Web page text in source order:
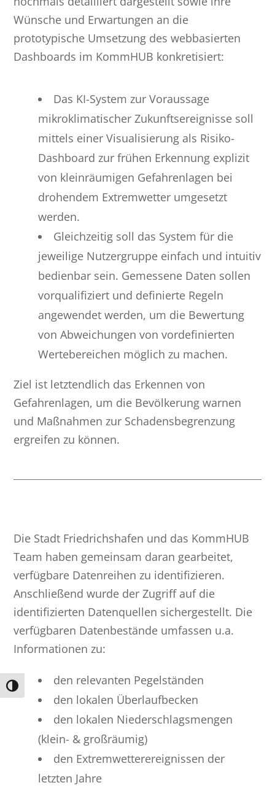
Umschalten auf hohe Kontraste
Wünsche und Erwartungen an die
prototypische Umsetzung des webbasierten
Dashboards im KommHUB konkretisiert:
Das KI-System zur Voraussage
mikroklimatischer Zukunftsereignisse soll
mittels einer Visualisierung als Risiko-
Dashboard zur frühen Erkennung explizit
von kleinräumigen Gefahrenlagen bei
drohendem Extremwetter umgesetzt
werden.
Gleichzeitig soll das System für die
jeweilige Nutzergruppe einfach und intuitiv
bedienbar sein. Gemessene Daten sollen
vorqualifiziert und definierte Regeln
angewendet werden, um die Bewertung
von Abweichungen von vordefinierten
Wertebereichen möglich zu machen.
Ziel ist letztendlich das Erkennen von
Gefahrenlagen, um die Bevölkerung warnen
und Maßnahmen zur Schadensbegrenzung
ergreifen zu können.
Die Stadt Friedrichshafen und das KommHUB
Team haben gemeinsam daran gearbeitet,
verfügbare Datenreihen zu identifizieren.
Anschließend wurde der Zugriff auf die
identifizierten Datenquellen sichergestellt. Die
verfügbaren Datenbestände umfassen u.a.
Informationen zu:
den relevanten Pegelständen
den lokalen Überlaufbecken
den lokalen Niederschlagsmengen
(klein- & großräumig)
den Extremwetterereignissen der
letzten Jahre